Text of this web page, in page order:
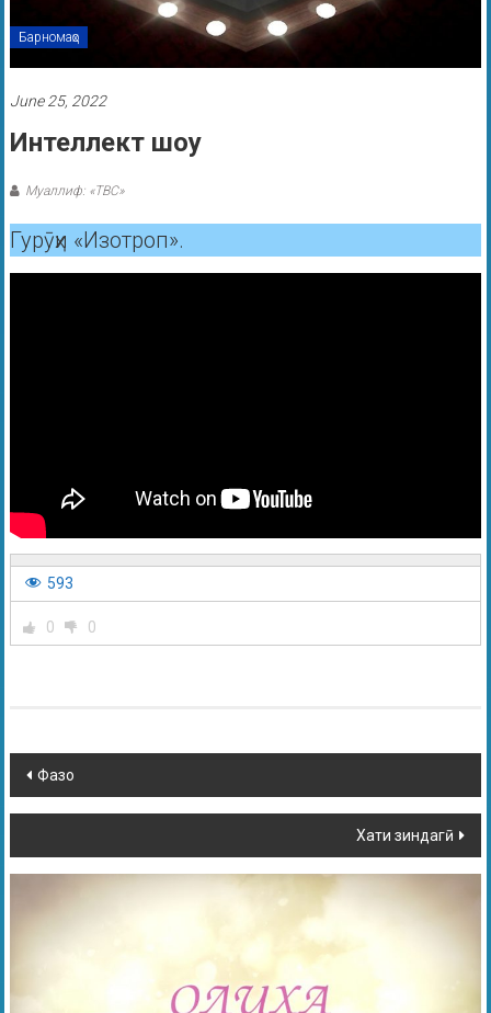
Барномаҳо
June 25, 2022
Интеллект шоу
Муаллиф: «ТВС»
Гурӯҳи «Изотроп».
593
0 0
Фазо
Хати зиндагӣ